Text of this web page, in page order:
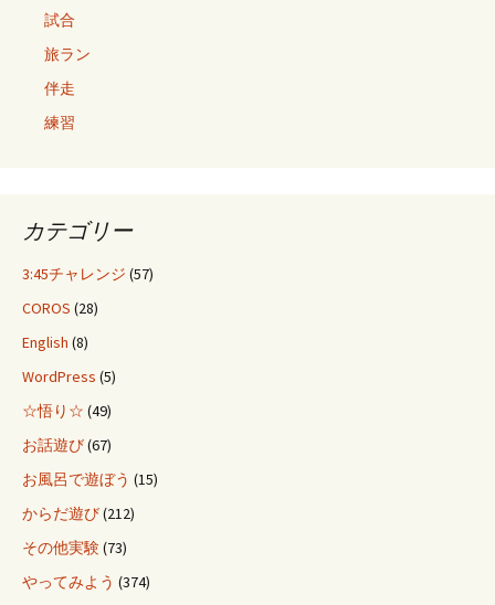
試合
旅ラン
伴走
練習
カテゴリー
3:45チャレンジ (57)
COROS (28)
English (8)
WordPress (5)
☆悟り☆ (49)
お話遊び(67)
お風呂で遊ぼう (15)
からだ遊び(212)
その他実験(73)
やってみよう (374)